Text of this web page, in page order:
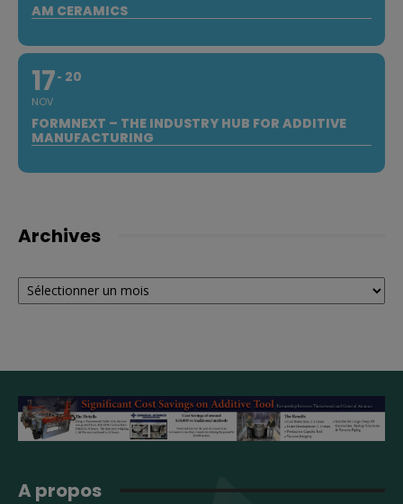
AM CERAMICS
17
NOV
20
FORMNEXT – THE INDUSTRY HUB FOR ADDITIVE
MANUFACTURING
Archives
Archives
A propos